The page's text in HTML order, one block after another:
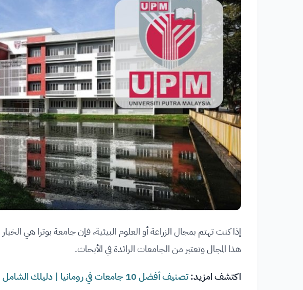
إذا كنت تهتم بمجال الزراعة أو العلوم البيئية، فإن جامعة بوترا هي
هذا المجال وتعتبر من الجامعات الرائدة في الأبحاث.
اكتشف امزيد:تصنيف أفضل 10 جامعات في رومانيا | دليلك الشامل